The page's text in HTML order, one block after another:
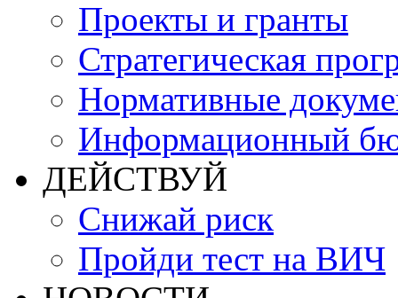
Проекты и гранты
Стратегическая
Нормативные
Информационный
ДЕЙСТВУЙ
Снижай риск
Пройди тест на ВИЧ